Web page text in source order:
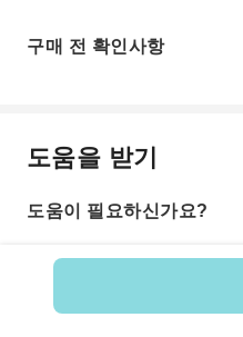
구매 전 확인사항
도움을 받기
도움이 필요하신가요?
상품 번